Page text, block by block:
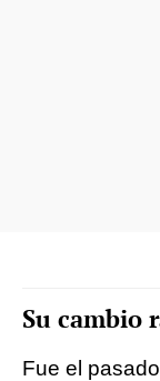
Su cambio
Fue el